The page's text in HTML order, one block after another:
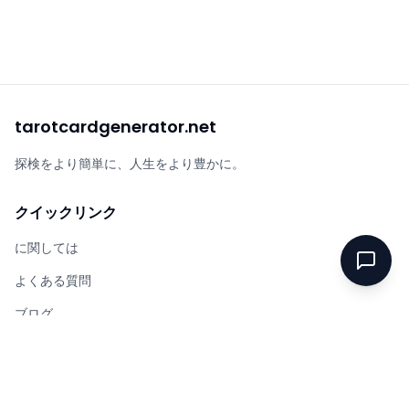
tarotcardgenerator.net
探検をより簡単に、人生をより豊かに。
クイックリンク
に関しては
よくある質問
ブログ